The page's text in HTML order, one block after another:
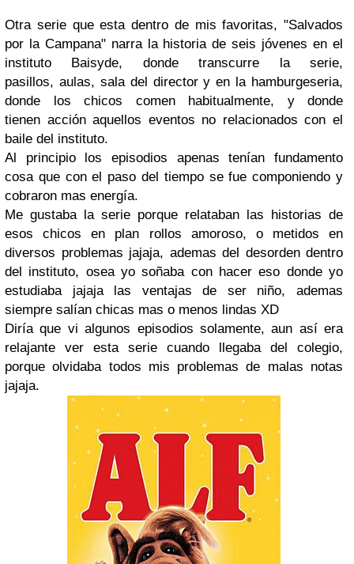
Otra serie que esta dentro de mis favoritas, "Salvados
por la Campana" narra la historia de seis jóvenes en el
instituto Baisyde, donde transcurre la serie,
pasillos, aulas, sala del director y en la hamburgeseria,
donde los chicos comen habitualmente, y donde
tienen acción aquellos eventos no relacionados con el
baile del instituto.
Al principio los episodios apenas tenían fundamento
cosa que con el paso del tiempo se fue componiendo y
cobraron mas energía.
Me gustaba la serie porque relataban las historias de
esos chicos en plan rollos amoroso, o metidos en
diversos problemas jajaja, ademas del desorden dentro
del instituto, osea yo soñaba con hacer eso donde yo
estudiaba jajaja las ventajas de ser niño, ademas
siempre salían chicas mas o menos lindas XD
Diría que vi algunos episodios solamente, aun así era
relajante ver esta serie cuando llegaba del colegio,
porque olvidaba todos mis problemas de malas notas
jajaja.